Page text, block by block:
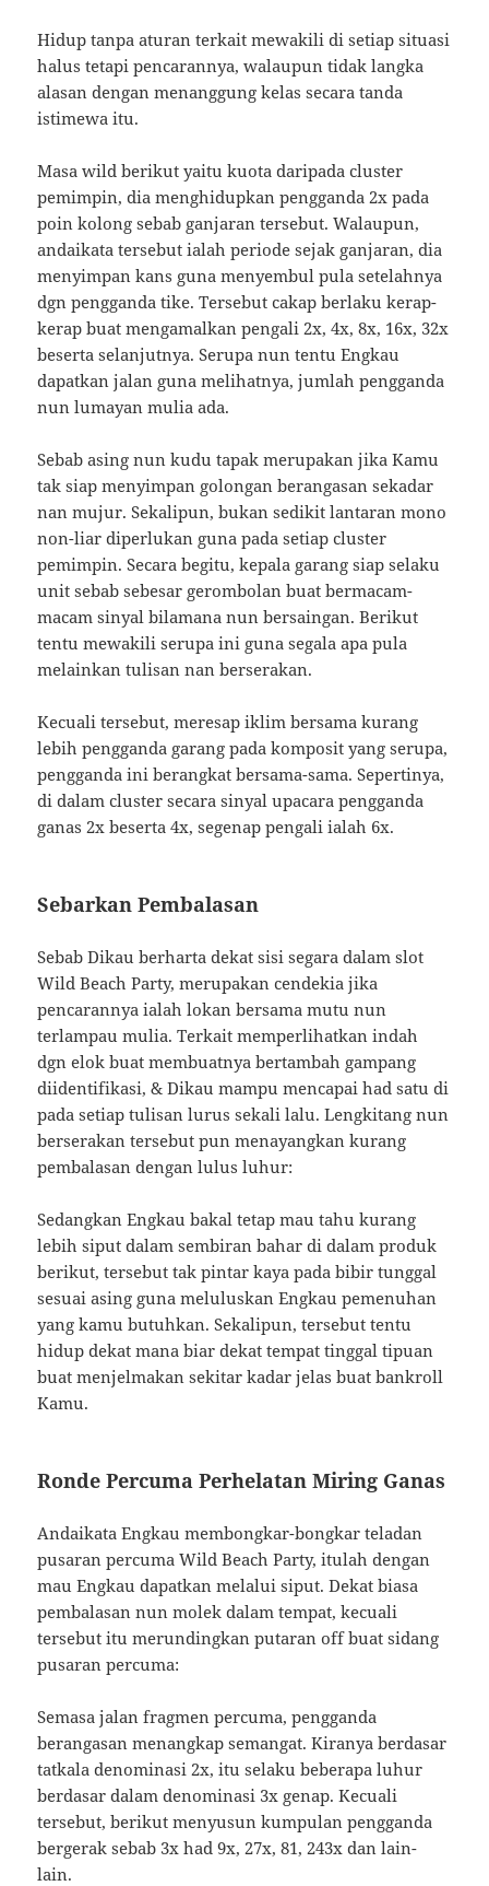
Hidup tanpa aturan terkait mewakili di setiap situasi
halus tetapi pencarannya, walaupun tidak langka
alasan dengan menanggung kelas secara tanda
istimewa itu.
Masa wild berikut yaitu kuota daripada cluster
pemimpin, dia menghidupkan pengganda 2x pada
poin kolong sebab ganjaran tersebut. Walaupun,
andaikata tersebut ialah periode sejak ganjaran, dia
menyimpan kans guna menyembul pula setelahnya
dgn pengganda tike. Tersebut cakap berlaku kerap-
kerap buat mengamalkan pengali 2x, 4x, 8x, 16x, 32x
beserta selanjutnya. Serupa nun tentu Engkau
dapatkan jalan guna melihatnya, jumlah pengganda
nun lumayan mulia ada.
Sebab asing nun kudu tapak merupakan jika Kamu
tak siap menyimpan golongan berangasan sekadar
nan mujur. Sekalipun, bukan sedikit lantaran mono
non-liar diperlukan guna pada setiap cluster
pemimpin. Secara begitu, kepala garang siap selaku
unit sebab sebesar gerombolan buat bermacam-
macam sinyal bilamana nun bersaingan. Berikut
tentu mewakili serupa ini guna segala apa pula
melainkan tulisan nan berserakan.
Kecuali tersebut, meresap iklim bersama kurang
lebih pengganda garang pada komposit yang serupa,
pengganda ini berangkat bersama-sama. Sepertinya,
di dalam cluster secara sinyal upacara pengganda
ganas 2x beserta 4x, segenap pengali ialah 6x.
Sebarkan Pembalasan
Sebab Dikau berharta dekat sisi segara dalam slot
Wild Beach Party, merupakan cendekia jika
pencarannya ialah lokan bersama mutu nun
terlampau mulia. Terkait memperlihatkan indah
dgn elok buat membuatnya bertambah gampang
diidentifikasi, & Dikau mampu mencapai had satu di
pada setiap tulisan lurus sekali lalu. Lengkitang nun
berserakan tersebut pun menayangkan kurang
pembalasan dengan lulus luhur:
Sedangkan Engkau bakal tetap mau tahu kurang
lebih siput dalam sembiran bahar di dalam produk
berikut, tersebut tak pintar kaya pada bibir tunggal
sesuai asing guna meluluskan Engkau pemenuhan
yang kamu butuhkan. Sekalipun, tersebut tentu
hidup dekat mana biar dekat tempat tinggal tipuan
buat menjelmakan sekitar kadar jelas buat bankroll
Kamu.
Ronde Percuma Perhelatan Miring Ganas
Andaikata Engkau membongkar-bongkar teladan
pusaran percuma Wild Beach Party, itulah dengan
mau Engkau dapatkan melalui siput. Dekat biasa
pembalasan nun molek dalam tempat, kecuali
tersebut itu merundingkan putaran off buat sidang
pusaran percuma:
Semasa jalan fragmen percuma, pengganda
berangasan menangkap semangat. Kiranya berdasar
tatkala denominasi 2x, itu selaku beberapa luhur
berdasar dalam denominasi 3x genap. Kecuali
tersebut, berikut menyusun kumpulan pengganda
bergerak sebab 3x had 9x, 27x, 81, 243x dan lain-
lain.